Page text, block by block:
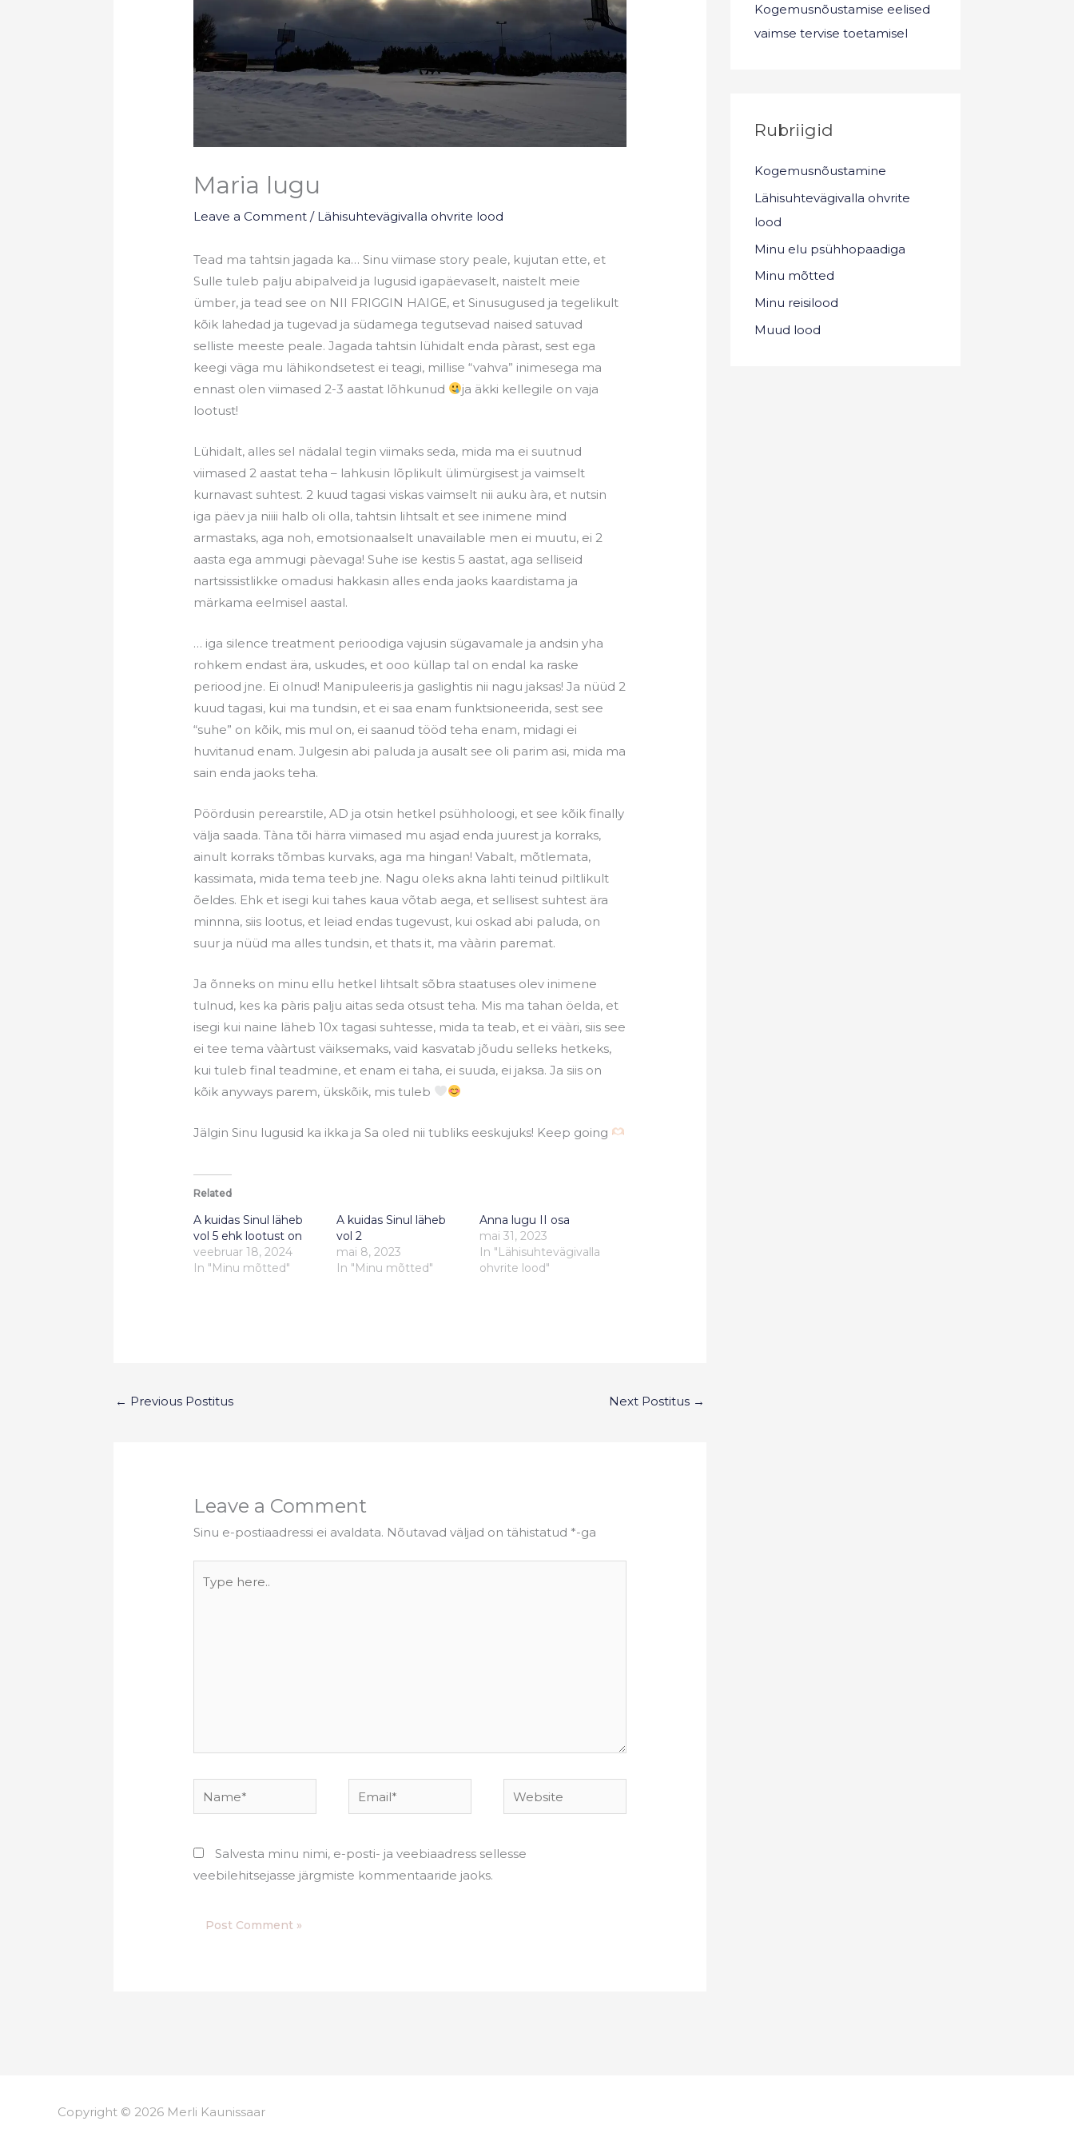
Maria lugu
Leave a Comment / Lähisuhtevägivalla ohvrite lood
Tead ma tahtsin jagada ka… Sinu viimase story peale, kujutan ette, et
Sulle tuleb palju abipalveid ja lugusid igapäevaselt, naistelt meie
ümber, ja tead see on NII FRIGGIN HAIGE, et Sinusugused ja tegelikult
kõik lahedad ja tugevad ja südamega tegutsevad naised satuvad
selliste meeste peale. Jagada tahtsin lühidalt enda pàrast, sest ega
keegi väga mu lähikondsetest ei teagi, millise “vahva” inimesega ma
ennast olen viimased 2-3 aastat lõhkunud
ja äkki kellegile on vaja
lootust!
Lühidalt, alles sel nädalal tegin viimaks seda, mida ma ei suutnud
viimased 2 aastat teha – lahkusin lõplikult ülimürgisest ja vaimselt
kurnavast suhtest. 2 kuud tagasi viskas vaimselt nii auku àra, et nutsin
iga päev ja niiii halb oli olla, tahtsin lihtsalt et see inimene mind
armastaks, aga noh, emotsionaalselt unavailable men ei muutu, ei 2
aasta ega ammugi pàevaga! Suhe ise kestis 5 aastat, aga selliseid
nartsissistlikke omadusi hakkasin alles enda jaoks kaardistama ja
märkama eelmisel aastal.
… iga silence treatment perioodiga vajusin sügavamale ja andsin yha
rohkem endast ära, uskudes, et ooo küllap tal on endal ka raske
periood jne. Ei olnud! Manipuleeris ja gaslightis nii nagu jaksas! Ja nüüd 2
kuud tagasi, kui ma tundsin, et ei saa enam funktsioneerida, sest see
“suhe” on kõik, mis mul on, ei saanud tööd teha enam, midagi ei
huvitanud enam. Julgesin abi paluda ja ausalt see oli parim asi, mida ma
sain enda jaoks teha.
Pöördusin perearstile, AD ja otsin hetkel psühholoogi, et see kõik finally
välja saada. Tàna tõi härra viimased mu asjad enda juurest ja korraks,
ainult korraks tõmbas kurvaks, aga ma hingan! Vabalt, mõtlemata,
kassimata, mida tema teeb jne. Nagu oleks akna lahti teinud piltlikult
õeldes. Ehk et isegi kui tahes kaua võtab aega, et sellisest suhtest ära
minnna, siis lootus, et leiad endas tugevust, kui oskad abi paluda, on
suur ja nüüd ma alles tundsin, et thats it, ma vààrin paremat.
Ja õnneks on minu ellu hetkel lihtsalt sõbra staatuses olev inimene
tulnud, kes ka pàris palju aitas seda otsust teha. Mis ma tahan öelda, et
isegi kui naine läheb 10x tagasi suhtesse, mida ta teab, et ei väàri, siis see
ei tee tema vààrtust väiksemaks, vaid kasvatab jõudu selleks hetkeks,
kui tuleb final teadmine, et enam ei taha, ei suuda, ei jaksa. Ja siis on
kõik anyways parem, ükskõik, mis tuleb
Jälgin Sinu lugusid ka ikka ja Sa oled nii tubliks eeskujuks! Keep going
Related
A kuidas Sinul läheb
vol 5 ehk lootust on
veebruar 18, 2024
In "Minu mõtted"
A kuidas Sinul läheb
vol 2
mai 8, 2023
In "Minu mõtted"
Anna lugu II osa
mai 31, 2023
In "Lähisuhtevägivalla
ohvrite lood"
← Previous Postitus Next Postitus →
Leave a Comment
Sinu e-postiaadressi ei avaldata. Nõutavad väljad on tähistatud *-ga
here..
Name* Email* Website
Salvesta minu nimi, e-posti- ja veebiaadress sellesse
veebilehitsejasse järgmiste kommentaaride jaoks.
Kogemusnõustamise eelised
vaimse tervise toetamisel
Rubriigid
Kogemusnõustamine
Lähisuhtevägivalla ohvrite
lood
Minu elu psühhopaadiga
Minu mõtted
Minu reisilood
Muud lood
Copyright © 2026 Merli Kaunissaar